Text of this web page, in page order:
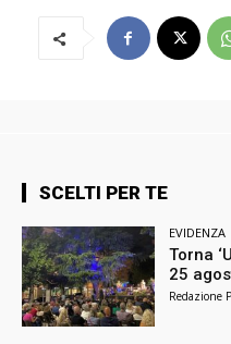
SCELTI PER TE
EVIDENZA
Torna
25
Redazione